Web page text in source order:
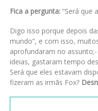
Fica a pergunta: “Será que
Digo isso porque depois
mundo”, e com isso,
aprofundaram no
ideias, gastaram tempo
Será que eles estavam
fizeram as irmãs Fox?